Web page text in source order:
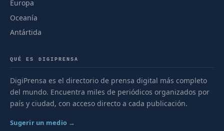
Europa
Oceanía
Antártida
QUÉ ES DIGIPRENSA
DigiPrensa es el directorio de prensa digital más completo
del mundo. Encuentra miles de periódicos organizados por
país y ciudad, con acceso directo a cada publicación.
Sugerir un medio →